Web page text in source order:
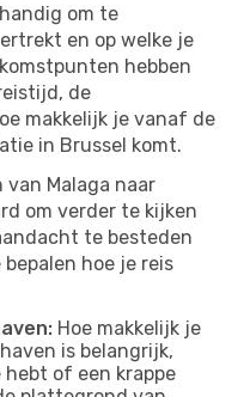
om te
en op welke je
hebben
de
makkelijk je vanaf de
in Brussel komt.
Malaga naar
om verder te kijken
te besteden
hoe je reis
Hoe makkelijk je
is belangrijk,
hebt of een krappe